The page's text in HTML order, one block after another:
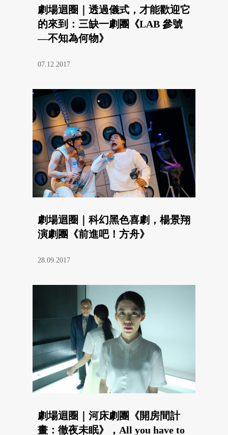
劇場迴圈｜透過儀式，才能歡迎它
的來到：三缺一劇團《LAB 參號
—不知為何物》
07.12.2017
劇場迴圈｜科幻黑色喜劇，楊景翔
演劇團《前進吧！方舟》
28.09.2017
劇場迴圈｜河床劇團《開房間計
畫：徹夜未眠》，All you have to